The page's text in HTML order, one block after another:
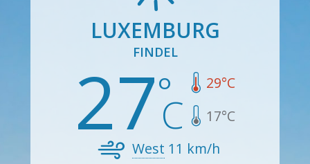
LUXEMBURG
FINDEL
27 29°C
17°C
West 11 km/h